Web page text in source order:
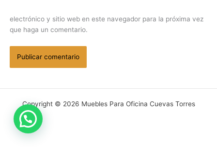
electrónico y sitio web en este navegador para la próxima vez
que haga un comentario.
Copyright © 2026 Muebles Para Oficina Cuevas Torres